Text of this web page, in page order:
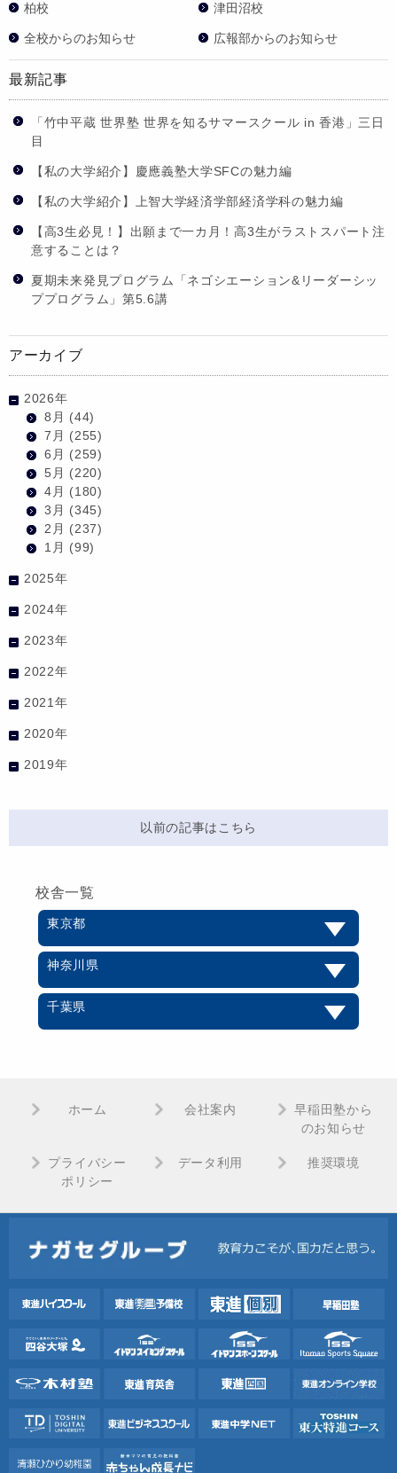
柏校 津田沼校
全校からのお知らせ 広報部からのお知らせ
最新記事
「竹中平蔵 世界塾 世界を知るサマースクール in 香港」三日
目
【私の大学紹介】慶應義塾大学SFCの魅力編
【私の大学紹介】上智大学経済学部経済学科の魅力編
【高3生必見！】出願まで一カ月！高3生がラストスパート注
意することは？
夏期未来発見プログラム「ネゴシエーション&リーダーシッ
ププログラム」第5.6講
アーカイブ
2026年
8月 (44)
7月 (255)
6月 (259)
5月 (220)
4月 (180)
3月 (345)
2月 (237)
1月 (99)
2025年
2024年
2023年
2022年
2021年
2020年
2019年
以前の記事はこちら
校舎一覧
東京都
神奈川県
千葉県
ホーム 会社案内
早稲田塾から
のお知らせ
プライバシー
ポリシー
データ利用 推奨環境